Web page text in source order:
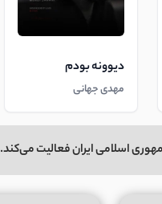
دیوونه بودم
مهدی جهانی
اسلامی ایران فعالیت می‌کند.